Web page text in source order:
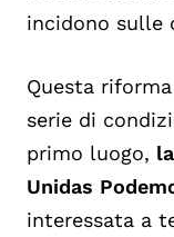
incidono sulle
Questa
serie di
primo luogo,
Unidas
interessata a